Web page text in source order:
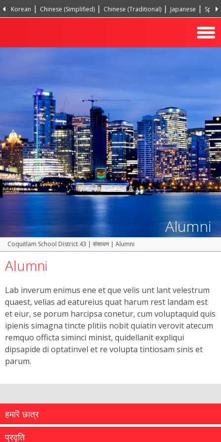
Korean Chinese (Simplified) Chinese (Traditional) Japanese
Alumni
Coquitlam School District 43 | संसाधन | Alumni
Alumni
Lab inverum enimus ene et que velis unt lant velestrum
quaest, velias ad eatureius quat harum rest landam est
et eiur, se porum harcipsa conetur, cum voluptaquid quis
ipienis simagna tincte plitiis nobit quiatin verovit atecum
remquo officta siminci minist, quidellanit expliqui
dipsapide di optatinvel et re volupta tintiosam sinis et
parum.
हमारॆ छात्र
प्रवृति